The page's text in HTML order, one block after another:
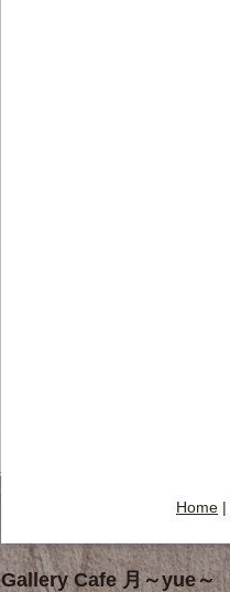
Home |
Gallery Cafe 月～yue～